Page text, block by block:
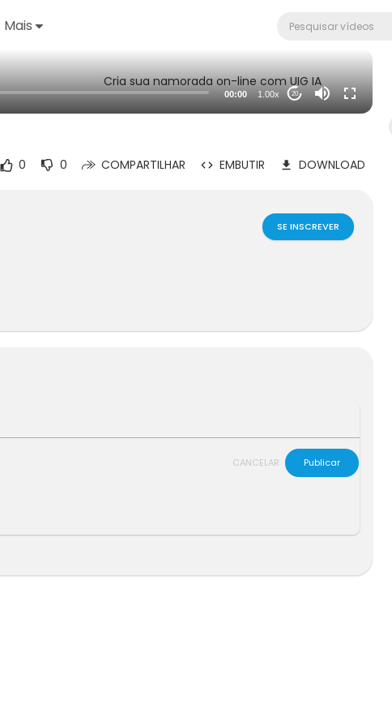
Mais
Cria sua namorada on-line com UIG IA
00:00 1.00x 20
0 0 COMPARTILHAR EMBUTIR DOWNLOAD
SE INSCREVER
CANCELAR
Publicar